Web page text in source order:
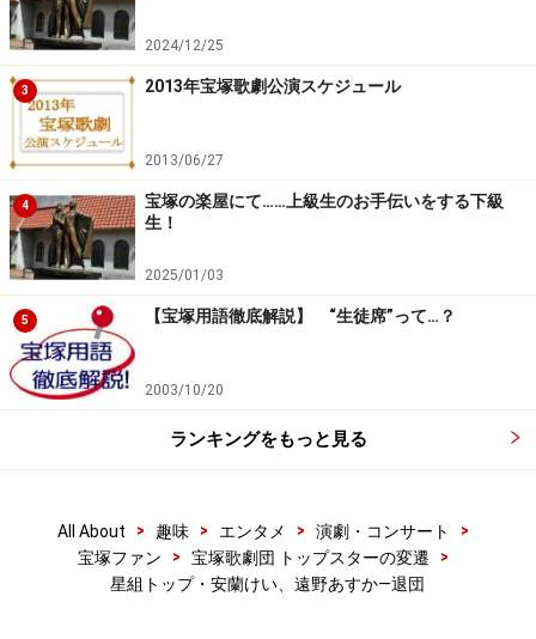
2024/12/25
3 2013年宝塚歌劇公演スケジュール
2013/06/27
4
宝塚の楽屋にて……上級生のお手伝いをする下級
生！
2025/01/03
5 【宝塚用語徹底解説】 “生徒席”って…？
2003/10/20
ランキングをもっと見る
All About > 趣味 > エンタメ > 演劇・コンサート
>
宝塚ファン
> 宝塚歌劇団 トップスターの変遷
>
星組トップ・安蘭けい、遠野あすか―退団